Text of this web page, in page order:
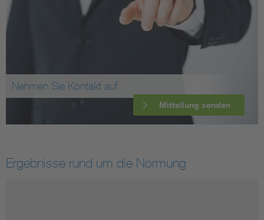
Nehmen Sie Kontakt auf
Mitteilung senden
Ergebnisse rund um die Normung